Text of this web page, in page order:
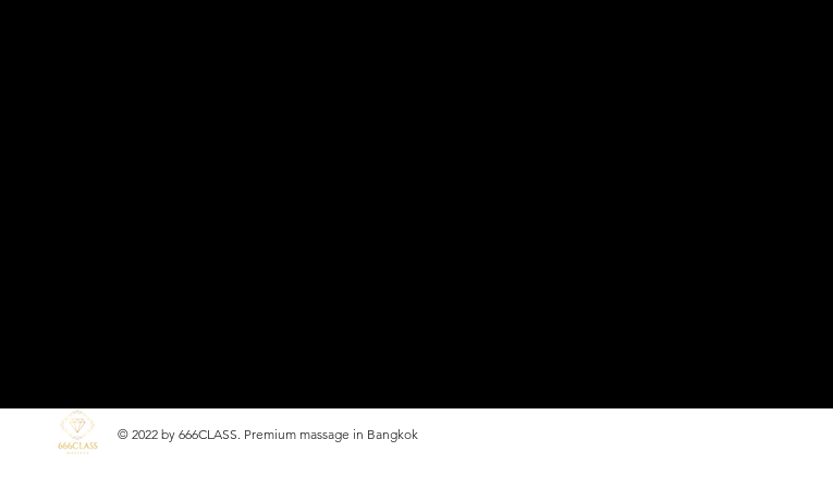
© 2022 by 666CLASS. Premium massage in Bangkok